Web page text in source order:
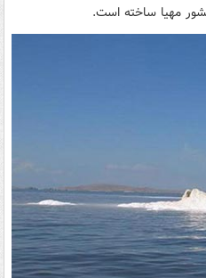
مهیا ساخته است.